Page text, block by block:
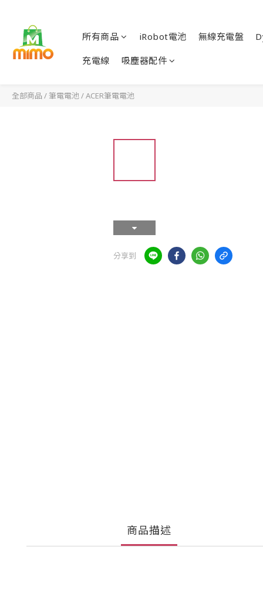
所有商品 iRobot電池 無線充電盤
充電線 吸塵器配件
全部商品 /筆電電池/ACER筆電電池
分享到
商品描述